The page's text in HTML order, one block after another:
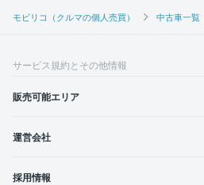
モビリコ（クルマの個人売買） 中古車一覧
サービス規約とその他情報
販売可能エリア
運営会社
採用情報